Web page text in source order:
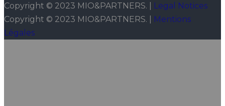
Copyright © 2023 MIO&PARTNERS. |
Legal Notices
Copyright © 2023 MIO&PARTNERS. |
Mentions
Légales